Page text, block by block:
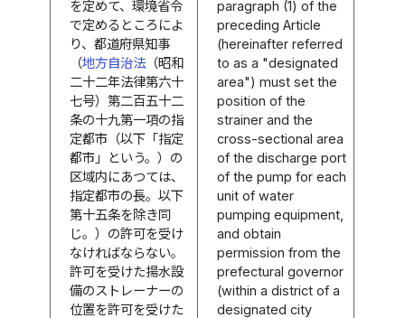
を定めて、環境省令
で定めるところによ
り、都道府県知事
（地方自治法（昭和
二十二年法律第六十
七号）第二百五十二
条の十九第一項の指
定都市（以下「指定
都市」という。）の
区域内にあつては、
指定都市の長。以下
第十五条を除き同
じ。）の許可を受け
なければならない。
許可を受けた揚水設
備のストレーナーの
位置を許可を受けた
paragraph (1) of the
preceding Article
(hereinafter referred
to as a "designated
area") must set the
position of the
strainer and the
cross-sectional area
of the discharge port
of the pump for each
unit of water
pumping equipment,
and obtain
permission from the
prefectural governor
(within a district of a
designated city